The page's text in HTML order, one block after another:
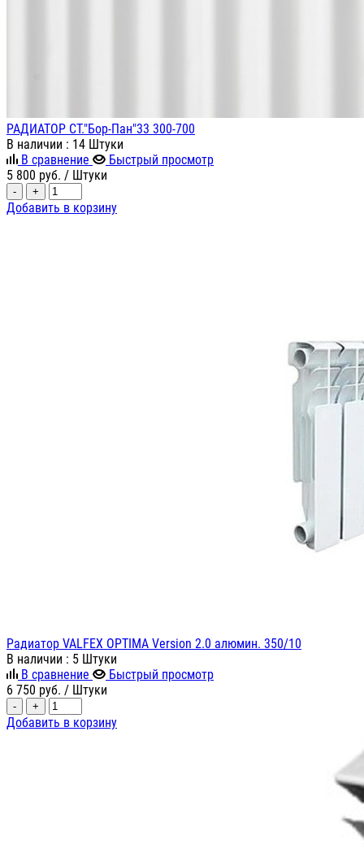
РАДИАТОР СТ."Бор-Пан"33 300-700
В наличии : 14 Штуки
В сравнение
Быстрый просмотр
5 800 руб. / Штуки
- +
Добавить в корзину
Радиатор VALFEX OPTIMA Version 2.0 алюмин. 350/10
В наличии : 5 Штуки
В сравнение
Быстрый просмотр
6 750 руб. / Штуки
- +
Добавить в корзину